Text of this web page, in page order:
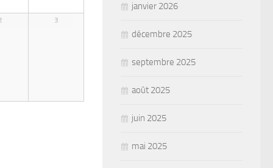
3
janvier 2026
décembre 2025
septembre 2025
août 2025
juin 2025
mai 2025